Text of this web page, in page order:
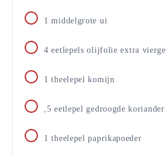
1 middelgrote ui
4 eetlepels olijfolie extra vierge
1 theelepel komijn
,5 eetlepel gedroogde koriander
1 theelepel paprikapoeder